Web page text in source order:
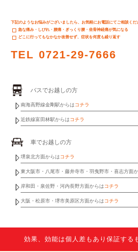
下記のようなお悩みがございましたら、お気軽にお電話にてご相談くだ
急な痛み・しびれ・腰痛・ぎっくり腰・坐骨神経痛が気になる
どこに行ってもなかなか改善せず、症状を何度も繰り返す
TEL 0721-29-7666
バスでお越しの方
南海高野線金剛駅からはコチラ
近鉄線富田林駅からはコチラ
車でお越しの方
堺泉北方面からはコチラ
東大阪市・八尾市・藤井寺市・羽曳野市・喜志方面
岸和田・泉佐野・河内長野方面からはコチラ
大阪・松原市・堺市美原区方面からはコチラ
効果、効能は個人差もあり保証する